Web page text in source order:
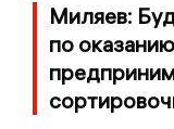
Миляев:
по